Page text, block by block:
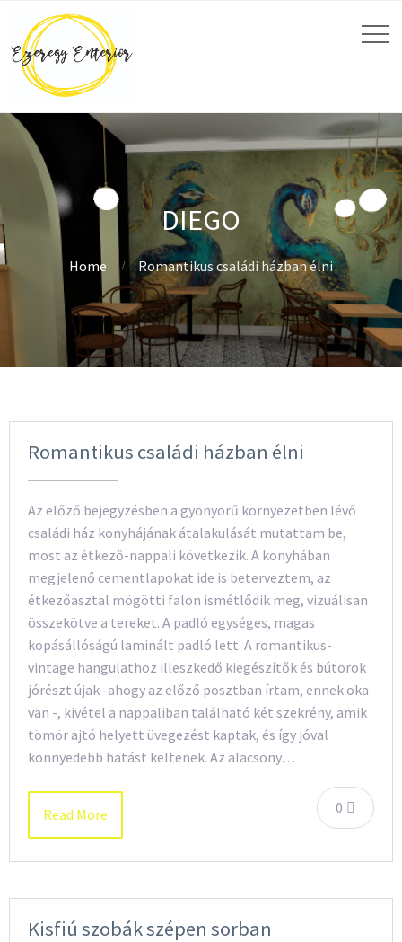
DIEGO
Home Romantikus családi házban élni
Romantikus családi házban élni
Az előző bejegyzésben a gyönyörű környezetben lévő
családi ház konyhájának átalakulását mutattam be,
most az étkező-nappali következik. A konyhában
megjelenő cementlapokat ide is beterveztem, az
étkezőasztal mögötti falon ismétlődik meg, vizuálisan
összekötve a tereket. A padló egységes, magas
kopásállóságú laminált padló lett. A romantikus-
vintage hangulathoz illeszkedő kiegészítők és bútorok
jórészt újak -ahogy az előző posztban írtam, ennek oka
van -, kivétel a nappaliban található két szekrény, amik
tömör ajtó helyett üvegezést kaptak, és így jóval
könnyedebb hatást keltenek. Az alacsony…
0
Read More
Kisfiú szobák szépen sorban